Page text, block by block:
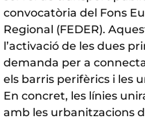
convocatòria del Fons
Regional (FEDER).
l’activació de les dues
demanda per a
els barris perifèrics i les
En concret, les línies
amb les urbanitzacions